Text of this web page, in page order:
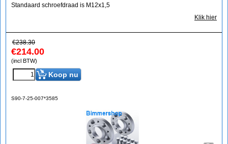
Standaard schroefdraad is M12x1,5
Klik hier
€238.30
€214.00
(incl BTW)
Koop nu
S90-7-25-007*3585